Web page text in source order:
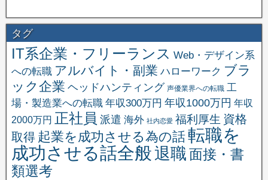
タグ
IT系企業・フリーランス Web・デザイン系
への転職 アルバイト・副業 ハローワーク ブラ
ック企業 ヘッドハンティング 声優業界への転職 工
場・製造業への転職 年収300万円 年収1000万円 年収
2000万円 正社員 派遣 海外 社内恋愛 福利厚生 資格
取得 起業を成功させる為の話転職を
成功させる話全般退職面接・書
類選考